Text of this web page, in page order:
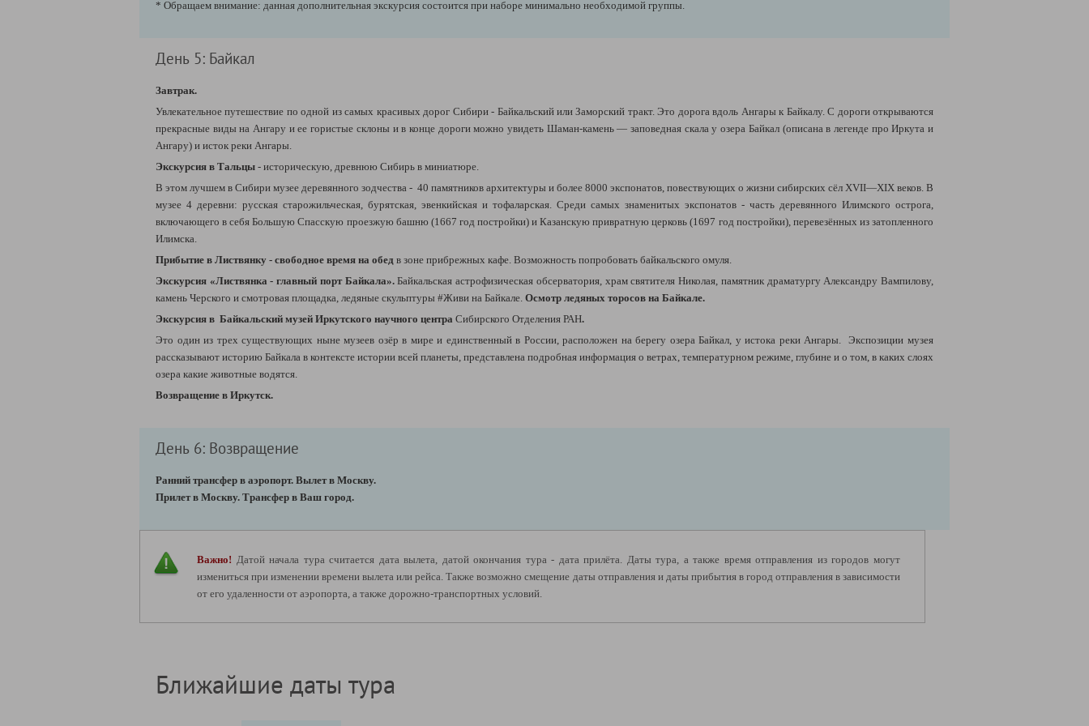
* Обращаем внимание: данная дополнительная экскурсия состоится при наборе минимально необходимой группы.
День 5: Байкал
Завтрак.
Увлекательное путешествие по одной из самых красивых дорог Сибири - Байкальский или Заморский тракт. Это дорога вдоль Ангары к Байкалу. С дороги открываются
прекрасные виды на Ангару и ее гористые склоны и в конце дороги можно увидеть Шаман-камень — заповедная скала у озера Байкал (описана в легенде про Иркута и
Ангару) и исток реки Ангары.
Экскурсия в Тальцы - историческую, древнюю Сибирь в миниатюре.
В этом лучшем в Сибири музее деревянного зодчества - 40 памятников архитектуры и более 8000 экспонатов, повествующих о жизни сибирских сёл XVII—XIX веков. В
музее 4 деревни: русская старожильческая, бурятская, эвенкийская и тофаларская. Среди самых знаменитых экспонатов - часть деревянного Илимского острога,
включающего в себя Большую Спасскую проезжую башню (1667 год постройки) и Казанскую привратную церковь (1697 год постройки), перевезённых из затопленного
Илимска.
Прибытие в Листвянку - свободное время на обед в зоне прибрежных кафе. Возможность попробовать байкальского омуля.
Экскурсия «Листвянка - главный порт Байкала».Байкальская астрофизическая обсерватория, храм святителя Николая, памятник драматургу Александру Вампилову,
камень Черского и смотровая площадка, ледяные скульптуры #Живи на Байкале. Осмотр ледяных торосов на Байкале.
Экскурсия в Байкальский музей Иркутского научного центра Сибирского Отделения РАН.
Это один из трех существующих ныне музеев озёр в мире и единственный в России, расположен на берегу озера Байкал, у истока реки Ангары. Экспозиции музея
рассказывают историю Байкала в контексте истории всей планеты, представлена подробная информация о ветрах, температурном режиме, глубине и о том, в каких слоях
озера какие животные водятся.
Возвращение в Иркутск.
День 6: Возвращение
Ранний трансфер в аэропорт. Вылет в Москву.
Прилет в Москву. Трансфер в Ваш город.
Важно! Датой начала тура считается дата вылета, датой окончания тура - дата прилёта. Даты тура, а также время отправления из городов могут
измениться при изменении времени вылета или рейса. Также возможно смещение даты отправления и даты прибытия в город отправления в зависимости
от его удаленности от аэропорта, а также дорожно-транспортных условий.
Ближайшие даты тура